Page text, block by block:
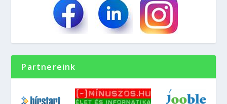
Partnereink